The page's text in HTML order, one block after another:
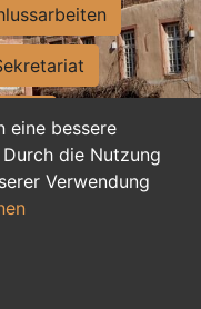
eine bessere
die Nutzung
Verwendung